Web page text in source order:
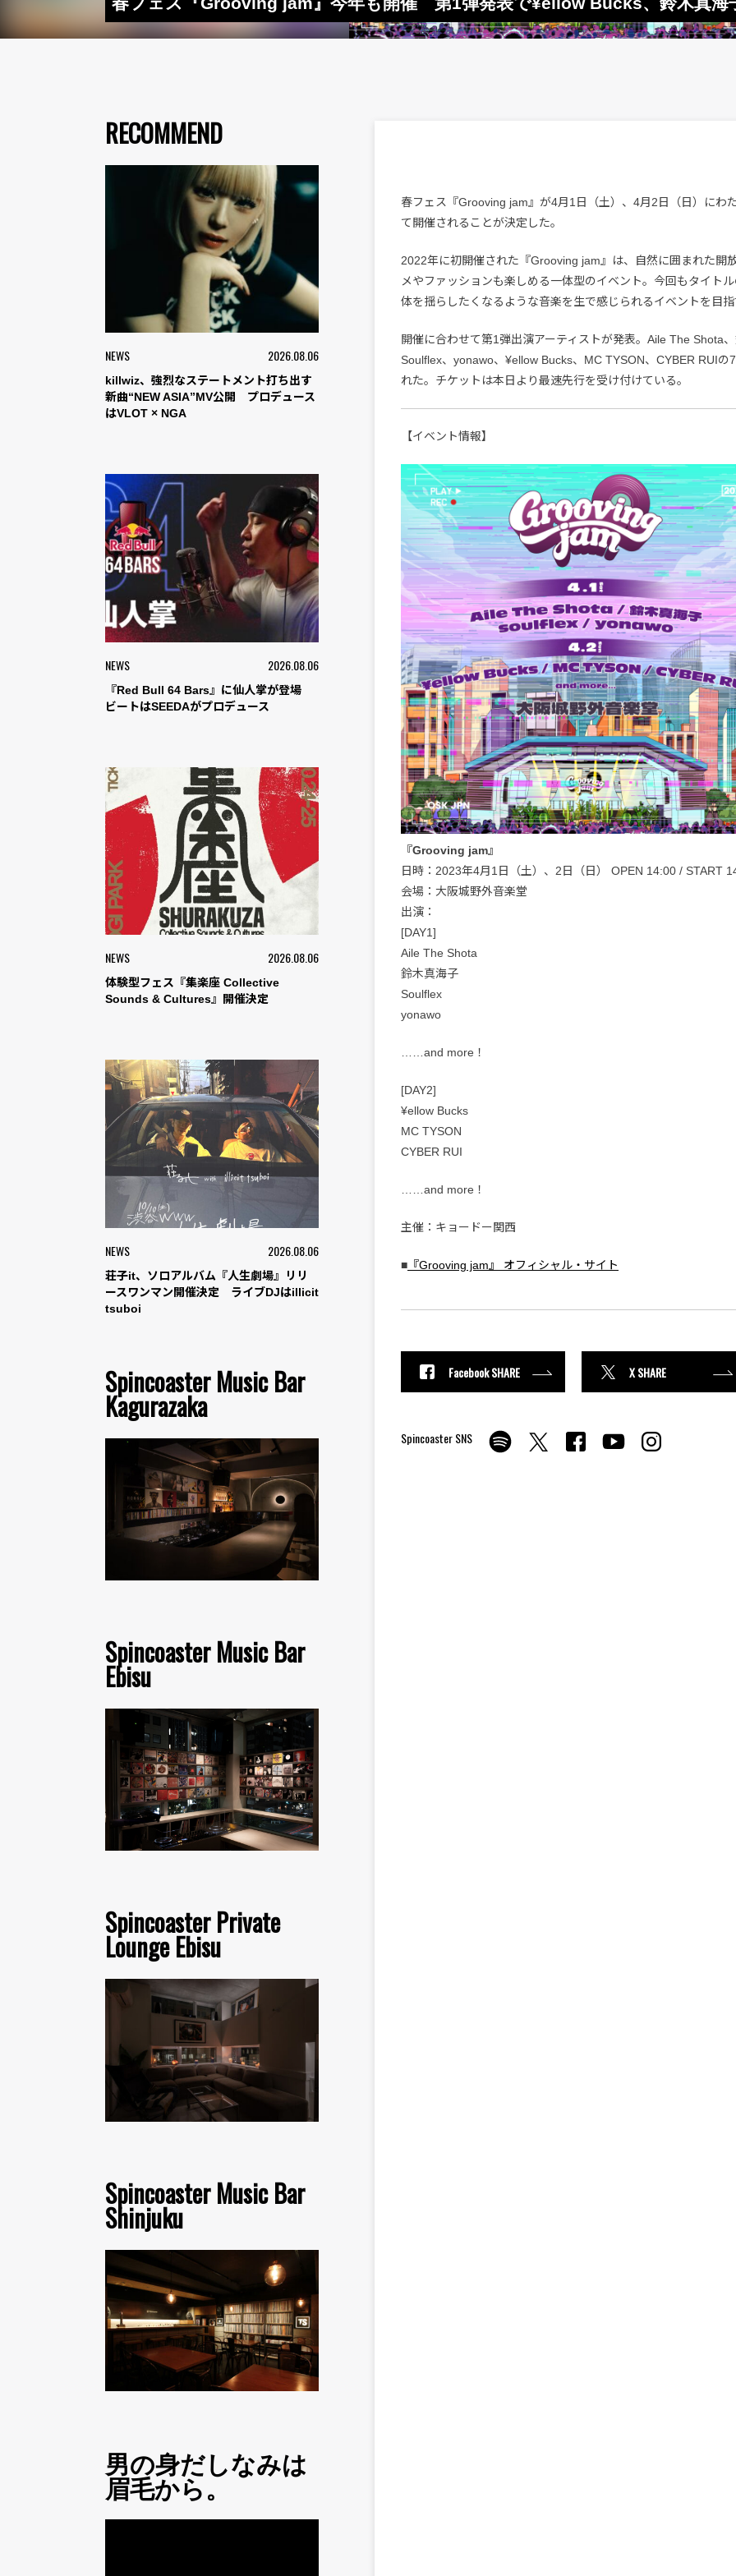
RECOMMEND
NEWS 2026.08.06
killwiz、強烈なステートメント打ち出す
新曲“NEW ASIA”MV公開 プロデュース
はVLOT × NGA
NEWS 2026.08.06
『Red Bull 64 Bars』に仙人掌が登場
ビートはSEEDAがプロデュース
NEWS 2026.08.06
体験型フェス『集楽座 Collective
Sounds & Cultures』開催決定
NEWS 2026.08.06
荘子it、ソロアルバム『人生劇場』リリ
ースワンマン開催決定 ライブDJはillicit
tsuboi
Spincoaster Music Bar
Kagurazaka
Spincoaster Music Bar
Ebisu
Spincoaster Private
Lounge Ebisu
Spincoaster Music Bar
Shinjuku
男の身だしなみは
眉毛から。
春フェス『Grooving jam』が4月1日（土）、4月2日（日）にわ
て開催されることが決定した。
2022年に初開催された『Grooving jam』は、自然に囲まれた開
メやファッションも楽しめる一体型のイベント。今回もタイト
体を揺らしたくなるような音楽を生で感じられるイベントを目
開催に合わせて第1弾出演アーティストが発表。Aile The Shota
Soulflex、yonawo、¥ellow Bucks、MC TYSON、CYBER RUIの
れた。チケットは本日より最速先行を受け付けている。
【イベント情報】
『Grooving jam』
日時：2023年4月1日（土）、2日（日） OPEN 14:00 / START
会場：大阪城野外音楽堂
出演：
[DAY1]
Aile The Shota
鈴木真海子
Soulflex
yonawo
……and more！
[DAY2]
¥ellow Bucks
MC TYSON
CYBER RUI
……and more！
主催：キョードー関西
■ 『Grooving jam』 オフィシャル・サイト
Facebook SHARE X SHARE
Spincoaster SNS